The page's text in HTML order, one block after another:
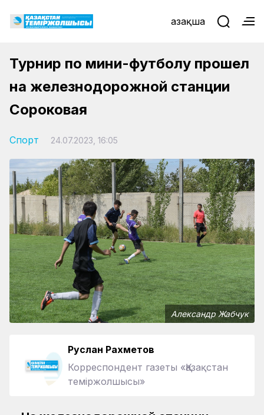
Қазақша
Турнир по мини-футболу прошел
на железнодорожной станции
Сороковая
Спорт 24.07.2023, 16:05
Александр Жабчук
Руслан Рахметов
Корреспондент газеты «Қазақстан
теміржолшысы»